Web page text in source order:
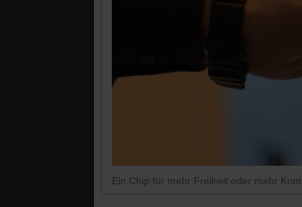
Ein Chip für mehr Freiheit oder mehr